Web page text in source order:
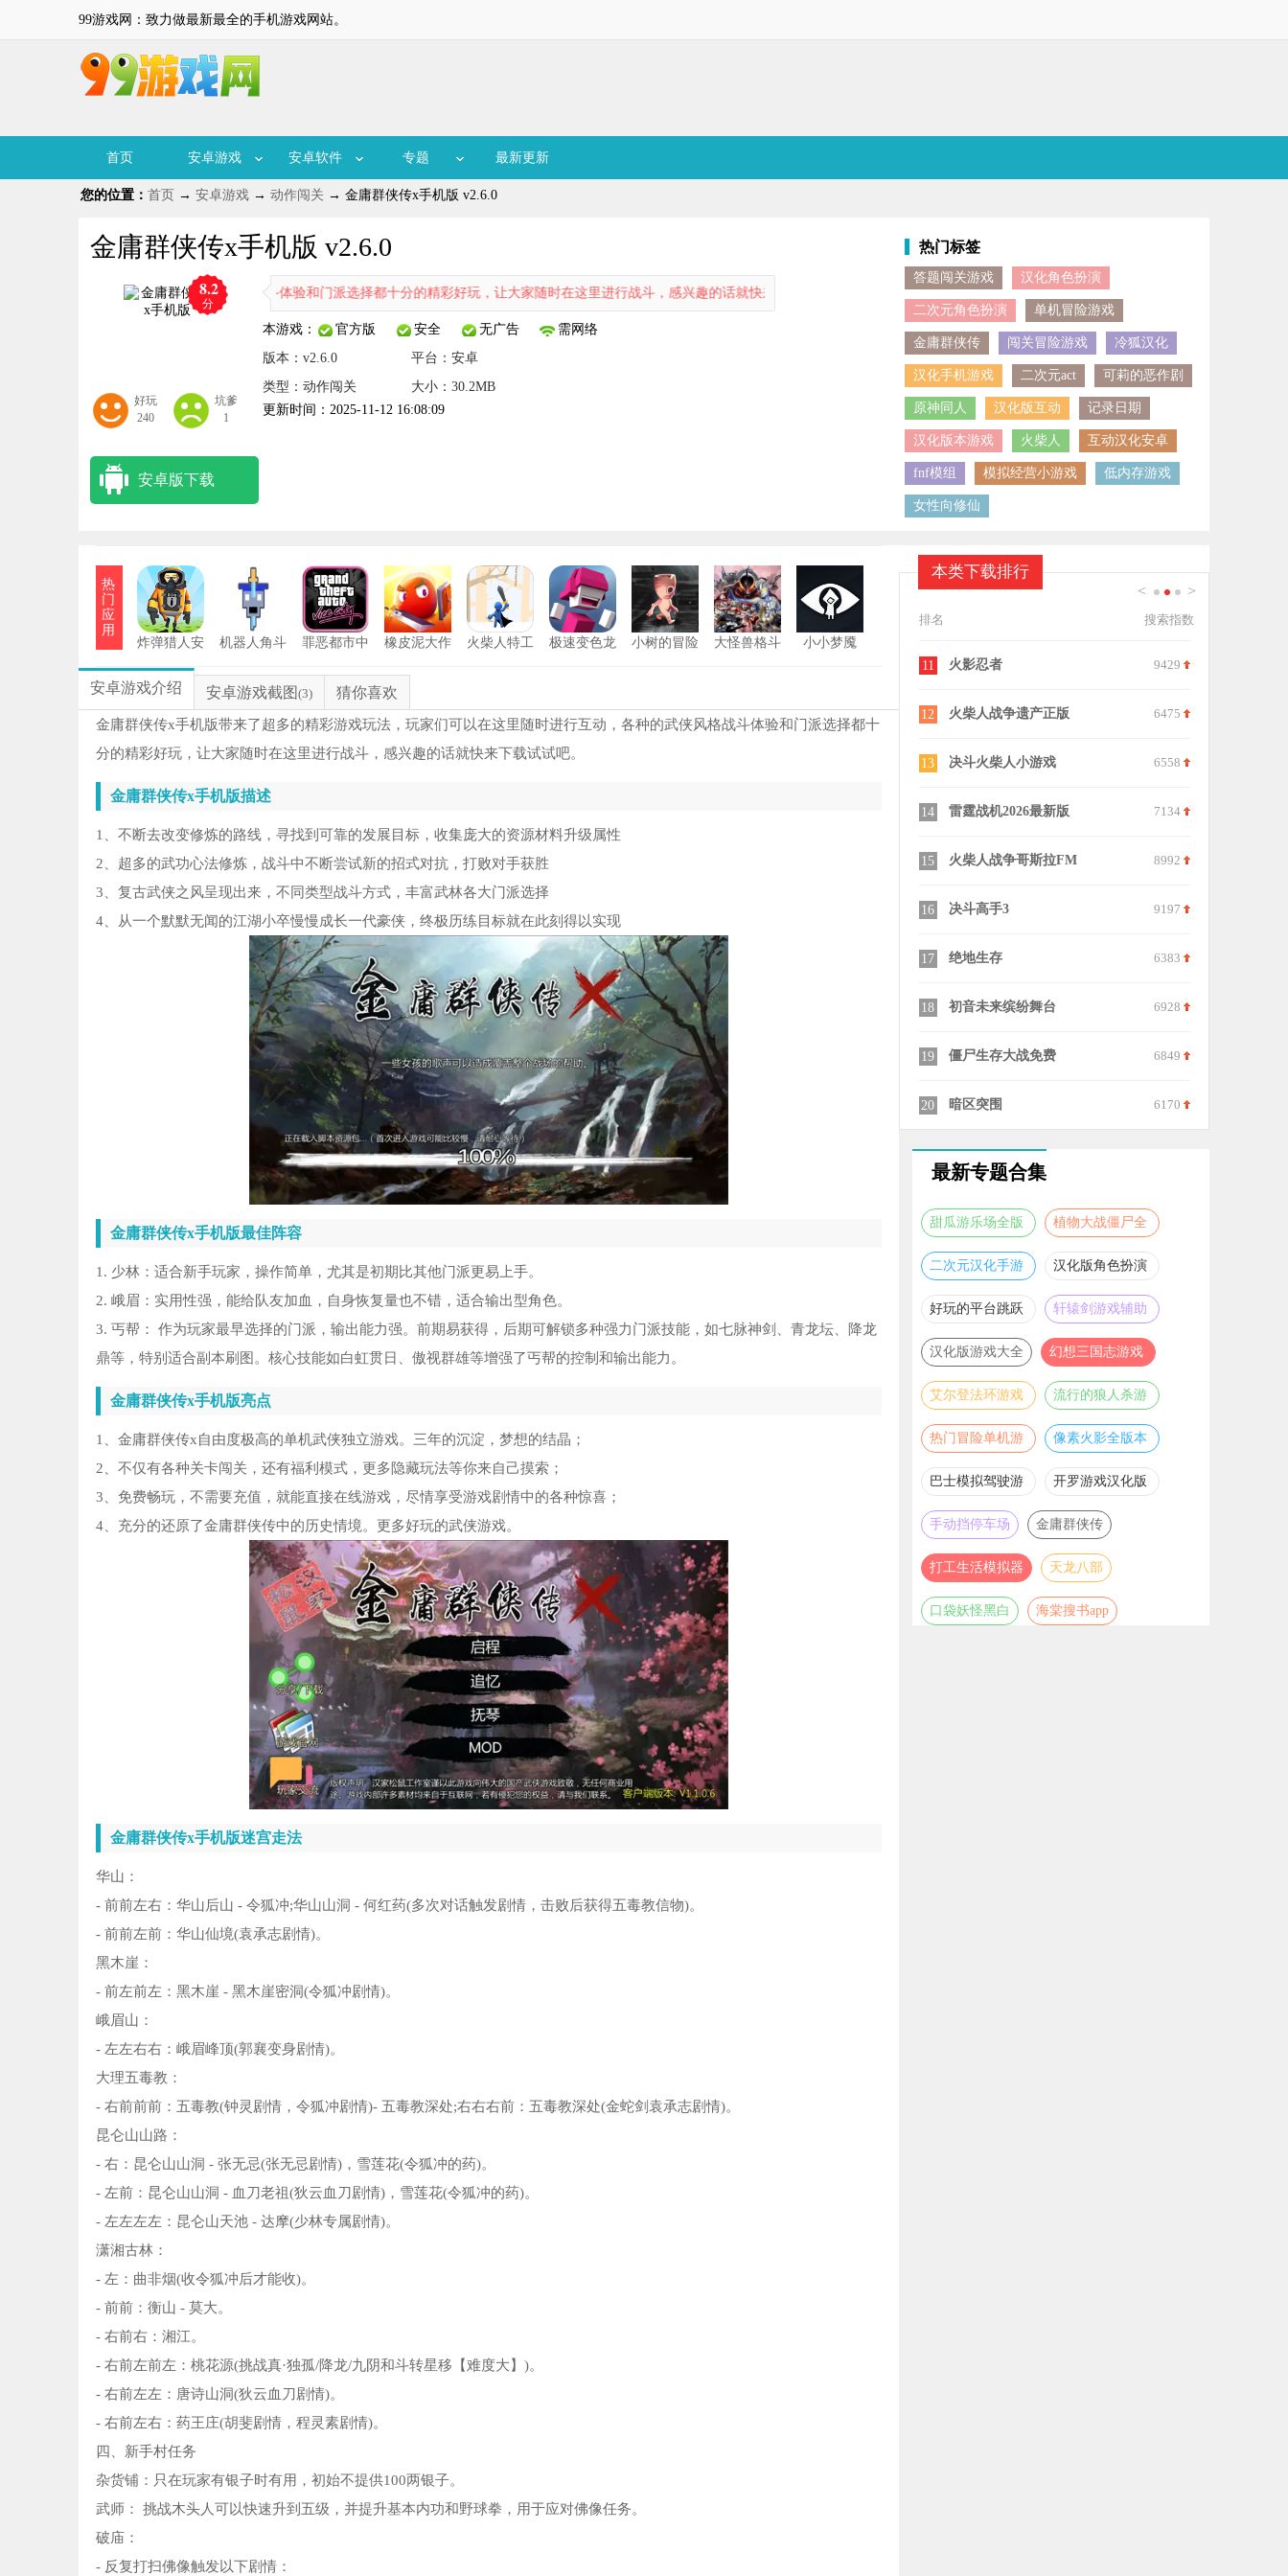
99游戏网：致力做最新最全的手机游戏网站。
首页 安卓游戏 安卓软件 专题 最新更新
您的位置： 首页 → 安卓游戏 → 动作闯关 → 金庸群侠传x手机版 v2.6.0
金庸群侠传x手机版 v2.6.0
8.2
分
好玩
240
坑爹
1
进行互动，各种的武侠风格战斗体验和门派选择都十分的精彩好玩，让大家随时在这里进行战斗，感兴趣的话就快来下载试试吧。
本游戏： 官方版 安全 无广告
需网络
版本：v2.6.0
平台： 安卓
类型：动作闯关
大小：30.2MB
更新时间：2025-11-12 16:08:09
安卓版下载
热门标签
答题闯关游戏 汉化角色扮演
二次元角色扮演 单机冒险游戏
金庸群侠传 闯关冒险游戏 冷狐汉化
汉化手机游戏 二次元act 可莉的恶作剧
原神同人 汉化版互动 记录日期
汉化版本游戏 火柴人 互动汉化安卓
fnf模组 模拟经营小游戏 低内存游戏
女性向修仙
热
门
应
用
炸弹猎人安
机器人角斗
罪恶都市中
橡皮泥大作
火柴人特工
极速变色龙
小树的冒险
大怪兽格斗 小小梦魇
安卓游戏介绍 安卓游戏截图 (3) 猜你喜欢
金庸群侠传x手机版带来了超多的精彩游戏玩法，玩家们可以在这里随时进行互动，各种的武侠风格战斗体验和门派选择都十
分的精彩好玩，让大家随时在这里进行战斗，感兴趣的话就快来下载试试吧。
金庸群侠传x手机版描述
1、不断去改变修炼的路线，寻找到可靠的发展目标，收集庞大的资源材料升级属性
2、超多的武功心法修炼，战斗中不断尝试新的招式对抗，打败对手获胜
3、复古武侠之风呈现出来，不同类型战斗方式，丰富武林各大门派选择
4、从一个默默无闻的江湖小卒慢慢成长一代豪侠，终极历练目标就在此刻得以实现
金庸群侠传x手机版最佳阵容
1. 少林：适合新手玩家，操作简单，尤其是初期比其他门派更易上手。
2. 峨眉：实用性强，能给队友加血，自身恢复量也不错，适合输出型角色。
3. 丐帮： 作为玩家最早选择的门派，输出能力强。前期易获得，后期可解锁多种强力门派技能，如七脉神剑、青龙坛、降龙
鼎等，特别适合副本刷图。核心技能如白虹贯日、傲视群雄等增强了丐帮的控制和输出能力。
金庸群侠传x手机版亮点
1、金庸群侠传x自由度极高的单机武侠独立游戏。三年的沉淀，梦想的结晶；
2、不仅有各种关卡闯关，还有福利模式，更多隐藏玩法等你来自己摸索；
3、免费畅玩，不需要充值，就能直接在线游戏，尽情享受游戏剧情中的各种惊喜；
4、充分的还原了金庸群侠传中的历史情境。更多好玩的武侠游戏。
金庸群侠传x手机版迷宫走法
华山：
- 前前左右：华山后山 - 令狐冲;华山山洞 - 何红药(多次对话触发剧情，击败后获得五毒教信物)。
- 前前左前：华山仙境(袁承志剧情)。
黑木崖：
- 前左前左：黑木崖 - 黑木崖密洞(令狐冲剧情)。
峨眉山：
- 左左右右：峨眉峰顶(郭襄变身剧情)。
大理五毒教：
- 右前前前：五毒教(钟灵剧情，令狐冲剧情)- 五毒教深处;右右右前：五毒教深处(金蛇剑袁承志剧情)。
昆仑山山路：
- 右：昆仑山山洞 - 张无忌(张无忌剧情)，雪莲花(令狐冲的药)。
- 左前：昆仑山山洞 - 血刀老祖(狄云血刀剧情)，雪莲花(令狐冲的药)。
- 左左左左：昆仑山天池 - 达摩(少林专属剧情)。
潇湘古林：
- 左：曲非烟(收令狐冲后才能收)。
- 前前：衡山 - 莫大。
- 右前右：湘江。
- 右前左前左：桃花源(挑战真·独孤/降龙/九阴和斗转星移【难度大】)。
- 右前左左：唐诗山洞(狄云血刀剧情)。
- 右前左右：药王庄(胡斐剧情，程灵素剧情)。
四、新手村任务
杂货铺：只在玩家有银子时有用，初始不提供100两银子。
武师： 挑战木头人可以快速升到五级，并提升基本内功和野球拳，用于应对佛像任务。
破庙：
- 反复打扫佛像触发以下剧情：
本类下载排行
< >
排名 搜索指数
2 夸父追日内置功能菜单版 8560
7 我的勇者uu版
8 末日勇闯魔物娘巢穴游戏
9 白毛少女大战僵尸0.79版本
10 奥特曼格斗进化3汉化版
11 火影忍者 9429
12 火柴人战争遗产正版 6475
13 决斗火柴人小游戏 6558
14 雷霆战机2026最新版 7134
15 火柴人战争哥斯拉FM 8992
16 决斗高手3 9197
17 绝地生存 6383
18 初音未来缤纷舞台 6928
19 僵尸生存大战免费 6849
20 暗区突围 6170
最新专题合集
甜瓜游乐场全版
本合集
植物大战僵尸全
版本合集
二次元汉化手游
推荐
汉化版角色扮演
游戏大全
好玩的平台跳跃
游戏合集
轩辕剑游戏辅助
合集
汉化版游戏大全
幻想三国志游戏
辅助合集
艾尔登法环游戏
辅助合集
流行的狼人杀游
戏合集
热门冒险单机游
戏合集
像素火影全版本
合集
巴士模拟驾驶游
戏合集
开罗游戏汉化版
大全
手动挡停车场
金庸群侠传
打工生活模拟器 天龙八部
口袋妖怪黑白 海棠搜书app